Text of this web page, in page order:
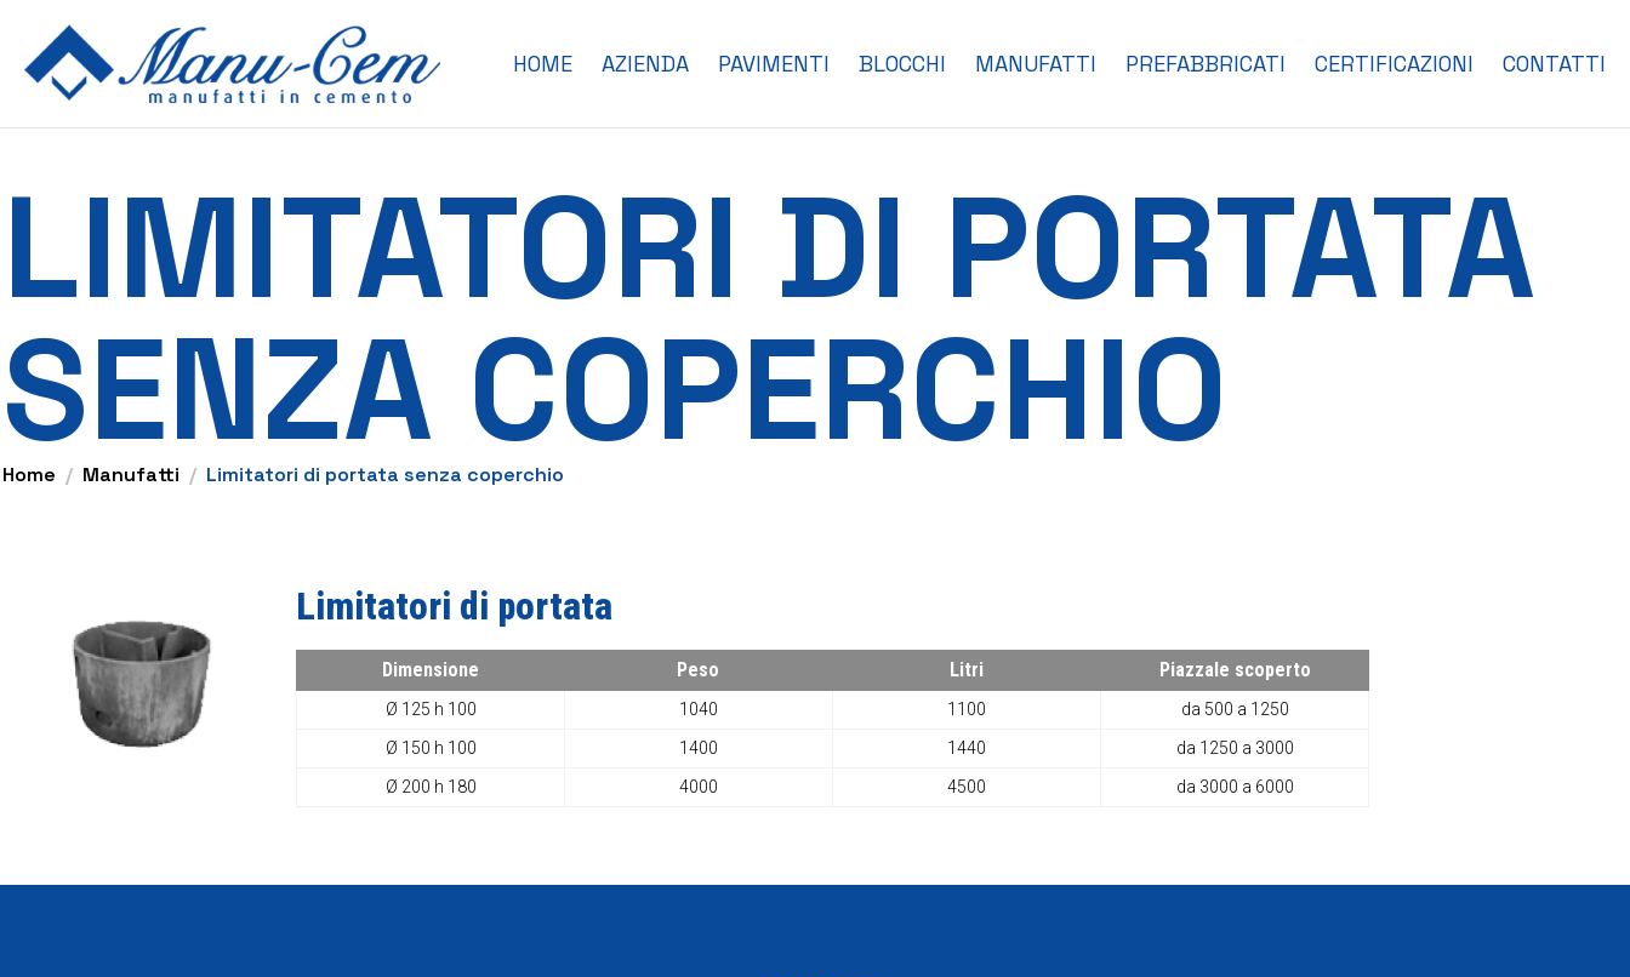
HOME AZIENDA PAVIMENTI BLOCCHI MANUFATTI PREFABBRICATI CERTIFICAZIONI CONTATTI
LIMITATORI DI PORTATA
SENZA COPERCHIO
Home Manufatti Limitatori di portata senza coperchio
Limitatori di portata
Dimensione Peso Litri Piazzale scoperto
Ø 125 h 100 1040 1100
da 500 a 1250
Ø 150 h 100
1400 1440
da 1250 a 3000
Ø 200 h 180
4000 4500 da 3000 a 6000